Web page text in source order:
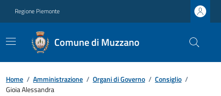
Regione Piemonte
Comune di Muzzano
Home / Amministrazione / Organi di Governo / Consiglio /
Gioia Alessandra